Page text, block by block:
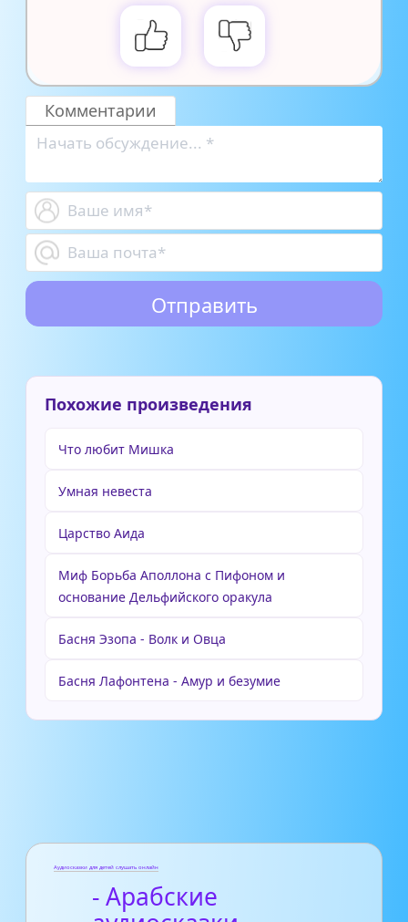
Комментарии
Похожие произведения
Что любит Мишка
Умная невеста
Царство Аида
Миф Борьба Аполлона с Пифоном и
основание Дельфийского оракула
Басня Эзопа - Волк и Овца
Басня Лафонтена - Амур и безумие
Аудиосказки для детей слушать онлайн
- Арабские